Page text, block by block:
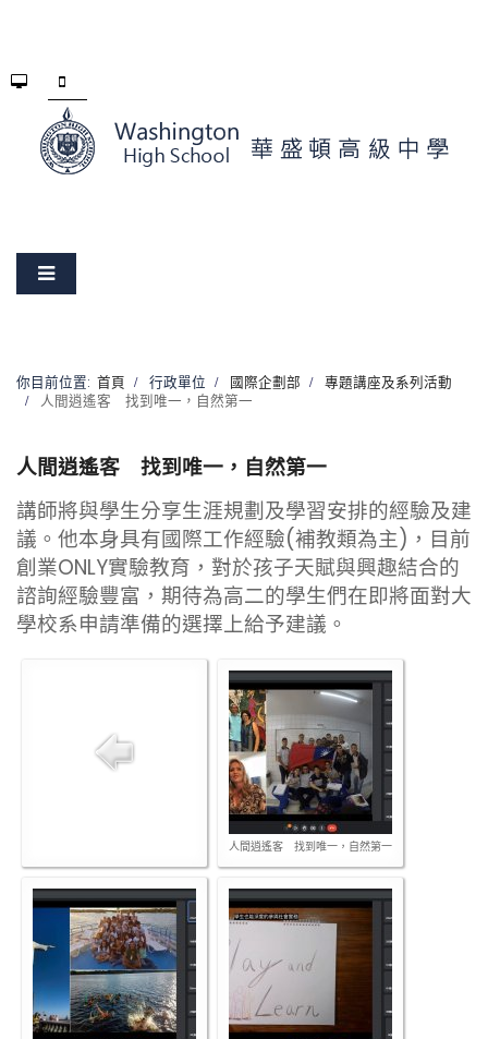
你目前位置: 首頁 行政單位 國際企劃部
專題講座及系列活動
人間逍遙客 找到唯一，自然第一
人間逍遙客 找到唯一，自然第一
講師將與學生分享生涯規劃及學習安排的經驗及建
議。他本身具有國際工作經驗(補教類為主)，目前
創業ONLY實驗教育，對於孩子天賦與興趣結合的
諮詢經驗豐富，期待為高二的學生們在即將面對大
學校系申請準備的選擇上給予建議。
人間逍遙客 找到唯一，自然第一